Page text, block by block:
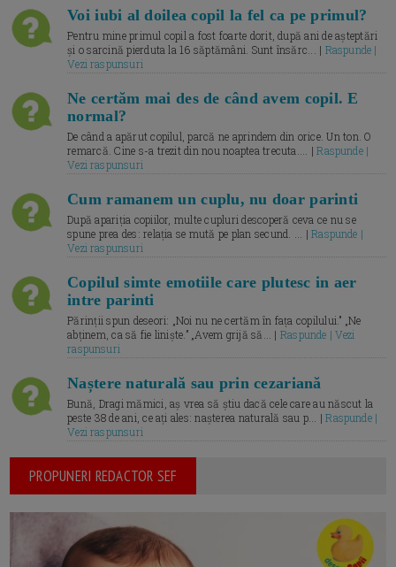
Voi iubi al doilea copil la fel ca pe primul?
Pentru mine primul copil a fost foarte dorit, după ani de așteptări
și o sarcină pierduta la 16 săptămâni. Sunt însărc... | Raspunde |
Vezi raspunsuri
Ne certăm mai des de când avem copil. E
normal?
De când a apărut copilul, parcă ne aprindem din orice. Un ton. O
remarcă. Cine s-a trezit din nou noaptea trecuta.... |Raspunde |
Vezi raspunsuri
Cum ramanem un cuplu, nu doar parinti
După apariția copiilor, multe cupluri descoperă ceva ce nu se
spune prea des: relația se mută pe plan secund. ... |Raspunde |
Vezi raspunsuri
Copilul simte emotiile care plutesc in aer
intre parinti
Părinții spun deseori: „Noi nu ne certăm în fața copilului.” „Ne
abținem, ca să fie liniște.” „Avem grijă să... | Raspunde | Vezi
raspunsuri
Naștere naturală sau prin cezariană
Bună, Dragi mămici, aș vrea să știu dacă cele care au născut la
peste 38 de ani, ce ați ales: nașterea naturală sau p... |Raspunde |
Vezi raspunsuri
PROPUNERI REDACTOR SEF